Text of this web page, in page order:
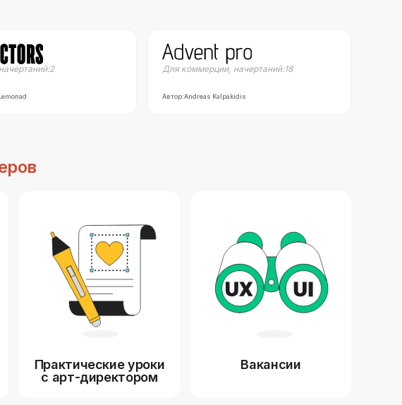
начертаний:2 Для коммерции, начертаний:18
Автор:Andreas Kalpakidis
Практические уроки
с арт-директором
Вакансии